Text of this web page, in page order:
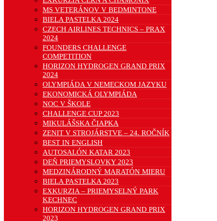
MS VETERÁNOV V BEDMINTONE
BIELA PASTELKA 2024
CZECH AIRLINES TECHNICS – PRAX
2024
FOUNDERS CHALLENGE
COMPETITION
HORIZON HYDROGEN GRAND PRIX
2024
OLYMPIÁDA V NEMECKOM JAZYKU
EKONOMICKÁ OLYMPIÁDA
NOC V ŠKOLE
CHALLENGE CUP 2023
MIKULÁŠSKA ČIAPKA
ZENIT V STROJÁRSTVE – 24. ROČNÍK
BEST IN ENGLISH
AUTOSALÓN KATAR 2023
DEŇ PRIEMYSLOVKY 2023
MEDZINÁRODNÝ MARATÓN MIERU
BIELA PASTELKA 2023
EXKURZIA – PRIEMYSELNÝ PARK
KECHNEC
HORIZON HYDROGEN GRAND PRIX
2023